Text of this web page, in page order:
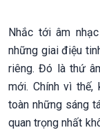
Nhắc tới âm
những giai điệu
riêng. Đó là thứ
mới. Chính vì
toàn những sáng
quan trọng nhất